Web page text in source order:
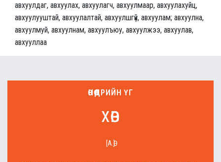
авхуулдаг, авхуулах, авхуулагч, авхуулмаар, авхуулахуйц,
авхуулууштай, авхуулалтай, авхуулшгүй, авхуулам; авхуулна,
авхуулмуй, авхуулнам, авхуулъюу, авхуулжээ, авхуулав,
авхууллаа
ӨНӨӨДРИЙН ҮГ
хөв
[А.Ө]